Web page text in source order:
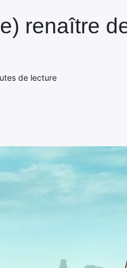
renaître
de lecture